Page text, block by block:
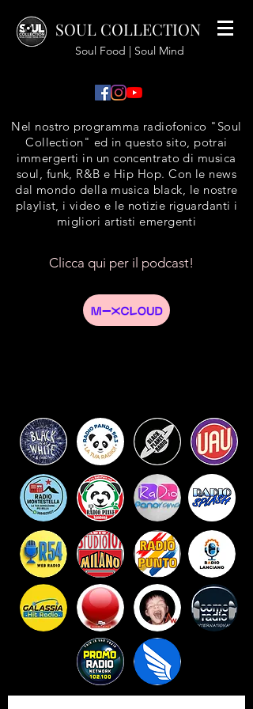
SOUL COLLECTION
Soul Food | Soul Mind
Nel nostro programma radiofonico "Soul
Collection" ed in questo sito, potrai
immergerti in un concentrato di musica
soul, funk, R&B e Hip Hop. Con le news
dal mondo della musica black, le nostre
playlist, i video e le notizie riguardanti i
migliori artisti emergenti
Clicca qui per il podcast!